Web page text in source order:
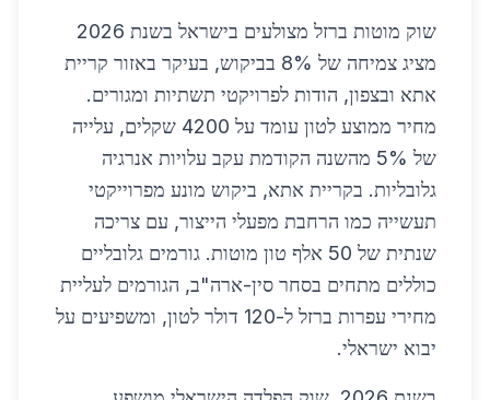
שוק מוטות ברזל מצולעים בישראל בשנת 2026
מציג צמיחה של 8% בביקוש, בעיקר באזור קריית
אתא ובצפון, הודות לפרויקטי תשתיות ומגורים.
מחיר ממוצע לטון עומד על 4200 שקלים, עלייה
של 5% מהשנה הקודמת עקב עלויות אנרגיה
גלובליות. בקריית אתא, ביקוש מונע מפרוייקטי
תעשייה כמו הרחבת מפעלי הייצור, עם צריכה
שנתית של 50 אלף טון מוטות. גורמים גלובליים
כוללים מתחים בסחר סין-ארה"ב, הגורמים לעליית
מחירי עפרות ברזל ל-120 דולר לטון, ומשפיעים על
יבוא ישראלי.